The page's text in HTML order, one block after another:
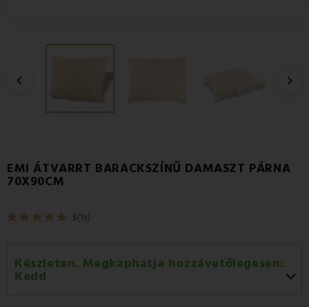
 
EMI ÁTVARRT BARACKSZÍNŰ DAMASZT PÁRNA
70X90CM
5(1x)
Készleten. Megkaphatja hozzávetőlegesen:
Kedd